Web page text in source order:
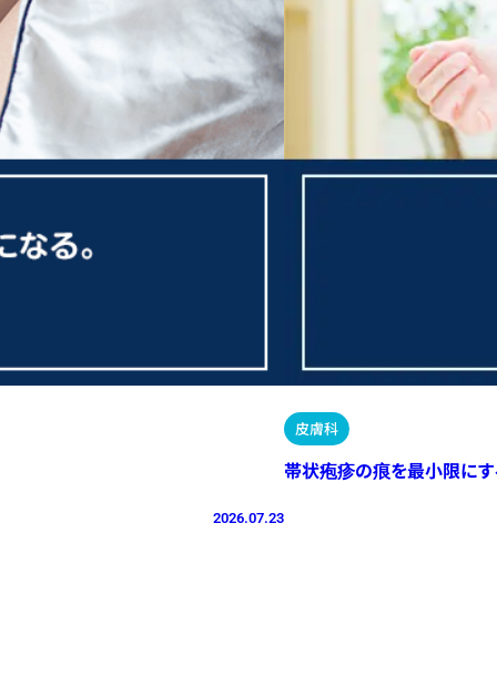
2026.07.23
皮膚科
帯状疱疹の痕を最小限にす